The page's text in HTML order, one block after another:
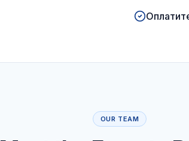
OUR TEAM